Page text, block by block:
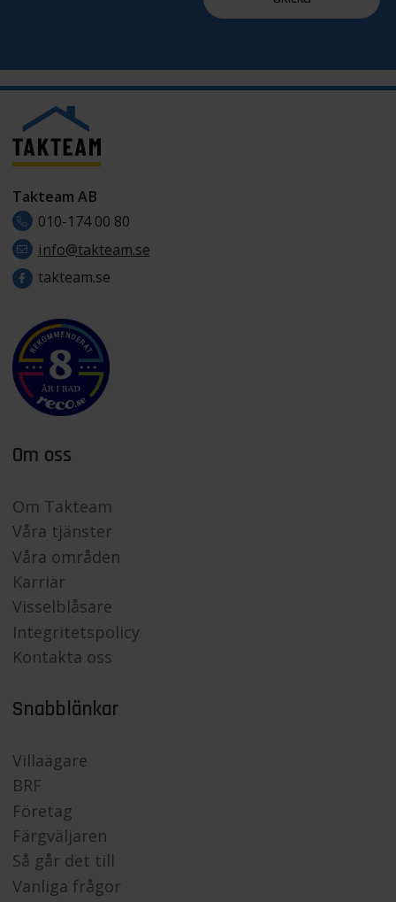
Takteam AB
010-174 00 80
info@takteam.se
takteam.se
Om oss
Om Takteam
Våra tjänster
Våra områden
Karriär
Visselblåsare
Integritetspolicy
Kontakta oss
Snabblänkar
Villaägare
BRF
Företag
Färgväljaren
Så går det till
Vanliga frågor